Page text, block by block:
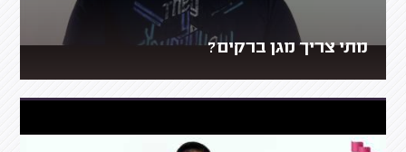
מתי צריך מגן ברקים?